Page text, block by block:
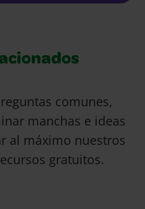
comunes,
manchas e ideas
al máximo nuestros
gratuitos.